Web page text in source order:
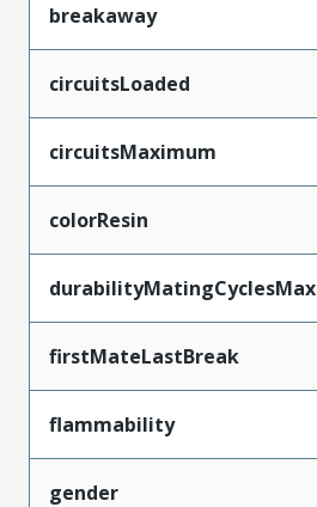
breakaway
circuitsLoaded
circuitsMaximum
colorResin
durabilityMatingCyclesMax
firstMateLastBreak
flammability
gender